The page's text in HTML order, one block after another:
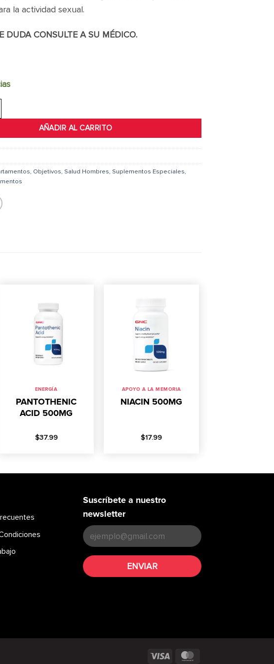
la actividad sexual.
DUDA CONSULTE A SU MÉDICO.
cantidad
AÑADIR AL CARRITO
, Objetivos, Salud Hombres, Suplementos Especiales,
ENERGÍA
PANTOTHENIC
ACID 500MG
$37.99
APOYO A LA MEMORIA
NIACIN 500MG
$17.99
Suscríbete a nuestro
newsletter
Visa